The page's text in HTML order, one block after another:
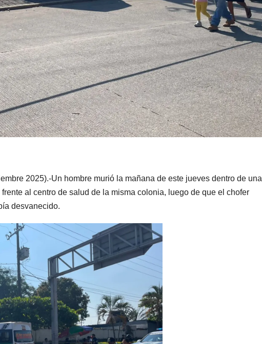
2025).-Un hombre murió la mañana de este jueves dentro de una
al centro de salud de la misma colonia, luego de que el chofer
desvanecido.